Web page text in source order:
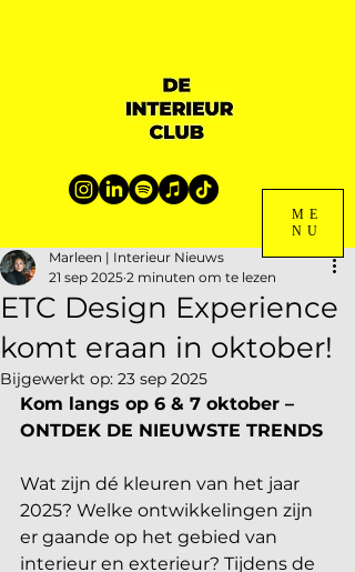
ME
NU
ETC Design Experience
komt eraan in oktober!
Marleen | Interieur Nieuws
21 sep 2025 2 minuten om te lezen
Bijgewerkt op: 23 sep 2025
Kom langs op 6 & 7 oktober –
ONTDEK DE NIEUWSTE TRENDS
Wat zijn dé kleuren van het jaar
2025? Welke ontwikkelingen zijn
er gaande op het gebied van
interieur en exterieur? Tijdens de